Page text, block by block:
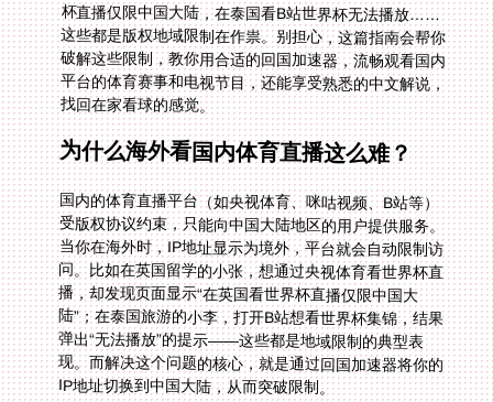
找回在家看球的感觉。
为什么海外看国内体育直播这么难？
国内的体育直播平台（如央视体育、咪咕视频、B站等）
受版权协议约束，只能向中国大陆地区的用户提供服务。
当你在海外时，IP地址显示为境外，平台就会自动限制访
问。比如在英国留学的小张，想通过央视体育看世界杯直
播，却发现页面显示“在英国看世界杯直播仅限中国大
陆”；在泰国旅游的小李，打开B站想看世界杯集锦，结果
弹出“无法播放”的提示——这些都是地域限制的典型表
现。而解决这个问题的核心，就是通过回国加速器将你的
IP地址切换到中国大陆，从而突破限制。